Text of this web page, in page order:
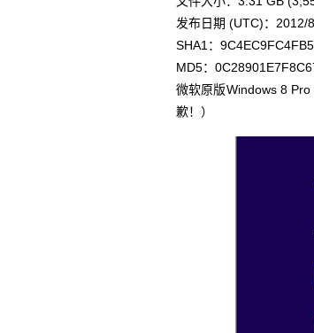
发布日期 (UTC)：2012/
SHA1：
MD5：
微软原版Windows 8 Pro
歉！）